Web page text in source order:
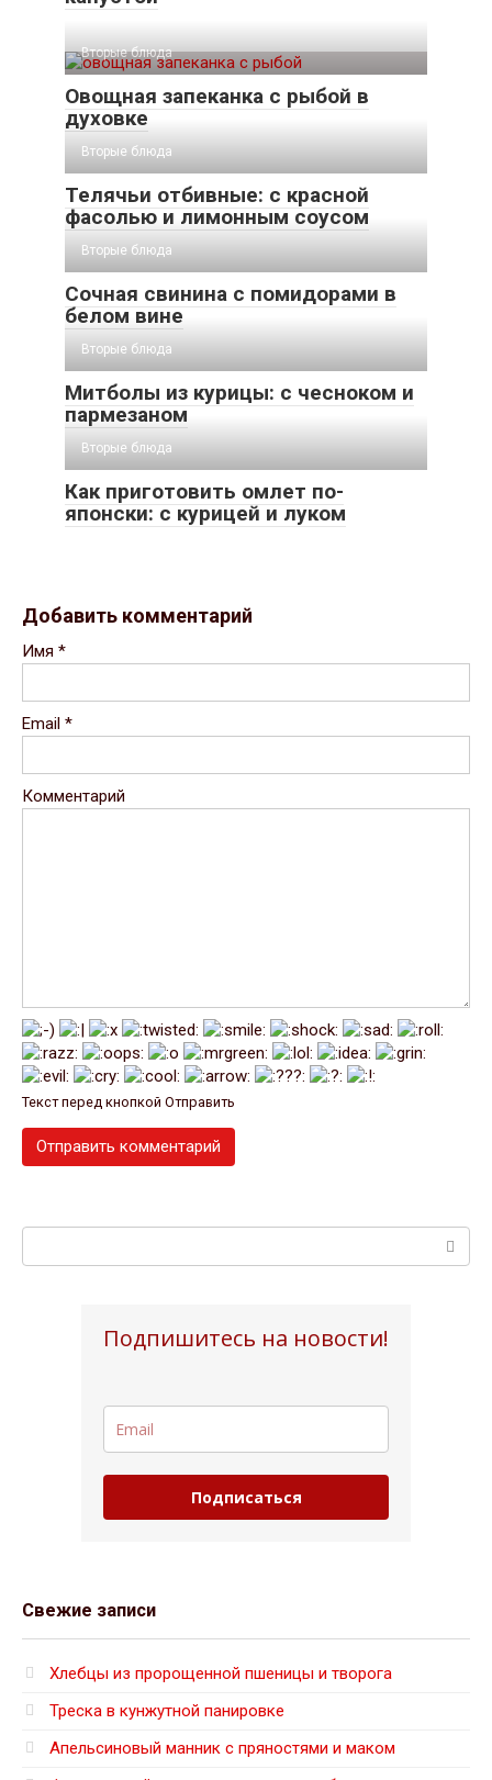
Вторые блюда
Овощная запеканка с рыбой в
духовке
Вторые блюда
Телячьи отбивные: с красной
фасолью и лимонным соусом
Вторые блюда
Сочная свинина с помидорами в
белом вине
Вторые блюда
Митболы из курицы: с чесноком и
пармезаном
Вторые блюда
Как приготовить омлет по-
японски: с курицей и луком
Добавить комментарий
Имя *
Email *
Комментарий
Текст перед кнопкой Отправить
Подпишитесь на новости!
Подписаться
Свежие записи
Хлебцы из пророщенной пшеницы и творога
Треска в кунжутной панировке
Апельсиновый манник с пряностями и маком